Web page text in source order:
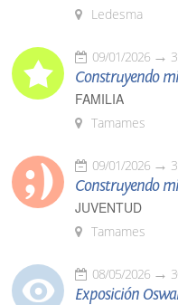
Ledesma
09/01/2026
Construyendo
FAMILIA
Tamames
09/01/2026
Construyendo
JUVENTUD
Tamames
08/05/2026
Exposición